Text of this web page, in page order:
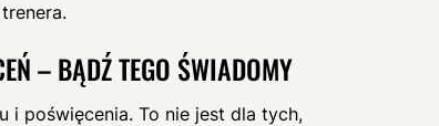
– BĄDŹ TEGO ŚWIADOMY
i poświęcenia. To nie jest dla tych,